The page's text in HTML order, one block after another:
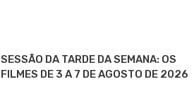
SESSÃO DA TARDE DA SEMANA: OS
FILMES DE 3 A 7 DE AGOSTO DE 2026